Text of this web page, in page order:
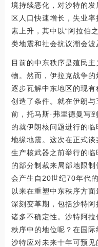
境持续恶化，对沙特的
区人口快速增长，失业
素上升，其中以“阿拉伯
类地震和社会抗议潮会波
目前的中东秩序是殖民
物。然而，伊拉克战争
逐步瓦解中东地区的现
创造了条件。就在伊朗
前，托马斯·弗里德曼写
的就伊朗核问题进行的
地缘地震。这次在正式
生产核武器之前举行的
的部分制裁来局部地限
会产生自20世纪70年代
以来在重塑中东秩序方
深刻变革期，包括沙特
诸多不确定性。沙特阿
秩序中的地位呢？在国
沙特应对未来十年可预见